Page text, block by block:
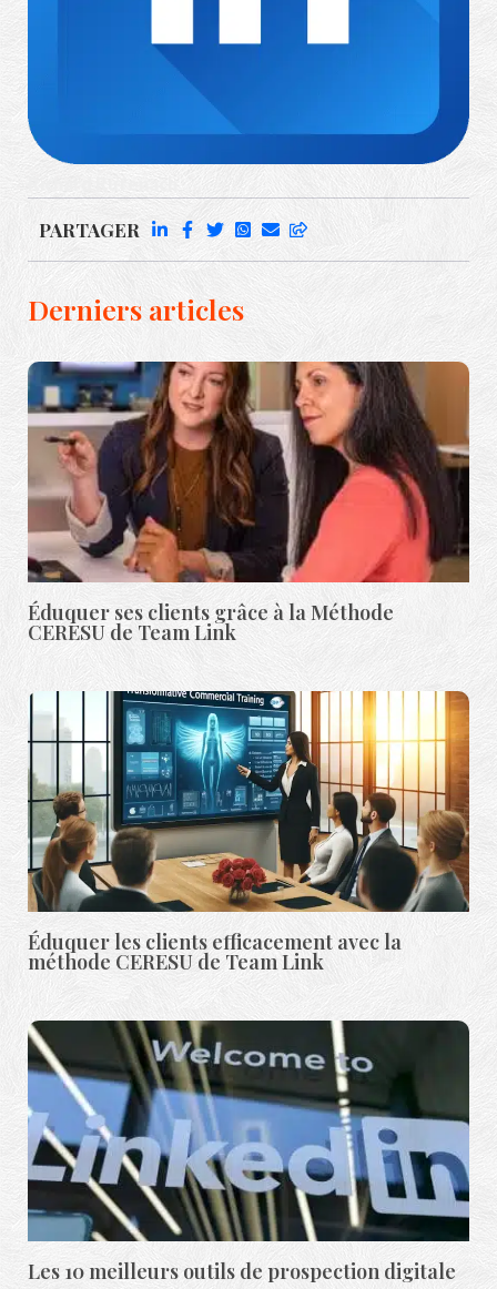
PARTAGER
Derniers articles
Éduquer ses clients grâce à la Méthode
CERESU de Team Link
Éduquer les clients efficacement avec la
méthode CERESU de Team Link
Les 10 meilleurs outils de prospection digitale